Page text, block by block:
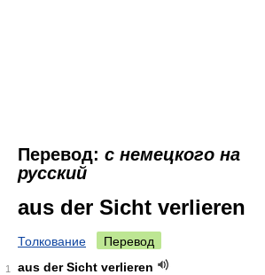
Перевод: с немецкого на
русский
aus der Sicht verlieren
Толкование Перевод
1
aus der Sicht verlieren